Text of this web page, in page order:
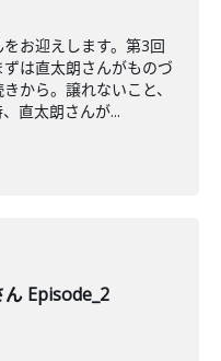
お迎えします。第3回
は直太朗さんがものづ
から。譲れないこと、
直太朗さんが...
Episode_2